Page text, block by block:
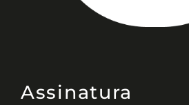
Assinatura